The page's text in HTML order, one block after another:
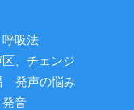
呼吸法
区、チェンジ
発声の悩み
音